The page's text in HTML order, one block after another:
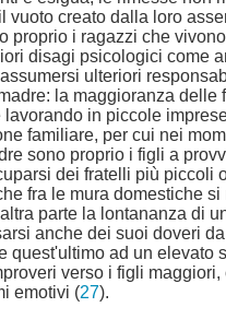
vuoto creato dalla loro
proprio i ragazzi che
disagi psicologici come
ulteriori
la maggioranza delle
lavorando in piccole
familiare, per cui nei
sono proprio i figli a
dei fratelli più piccoli
fra le mura domestiche si
parte la lontananza di
anche dei suoi doveri
quest'ultimo ad un elevato
verso i figli maggiori,
emotivi (27).